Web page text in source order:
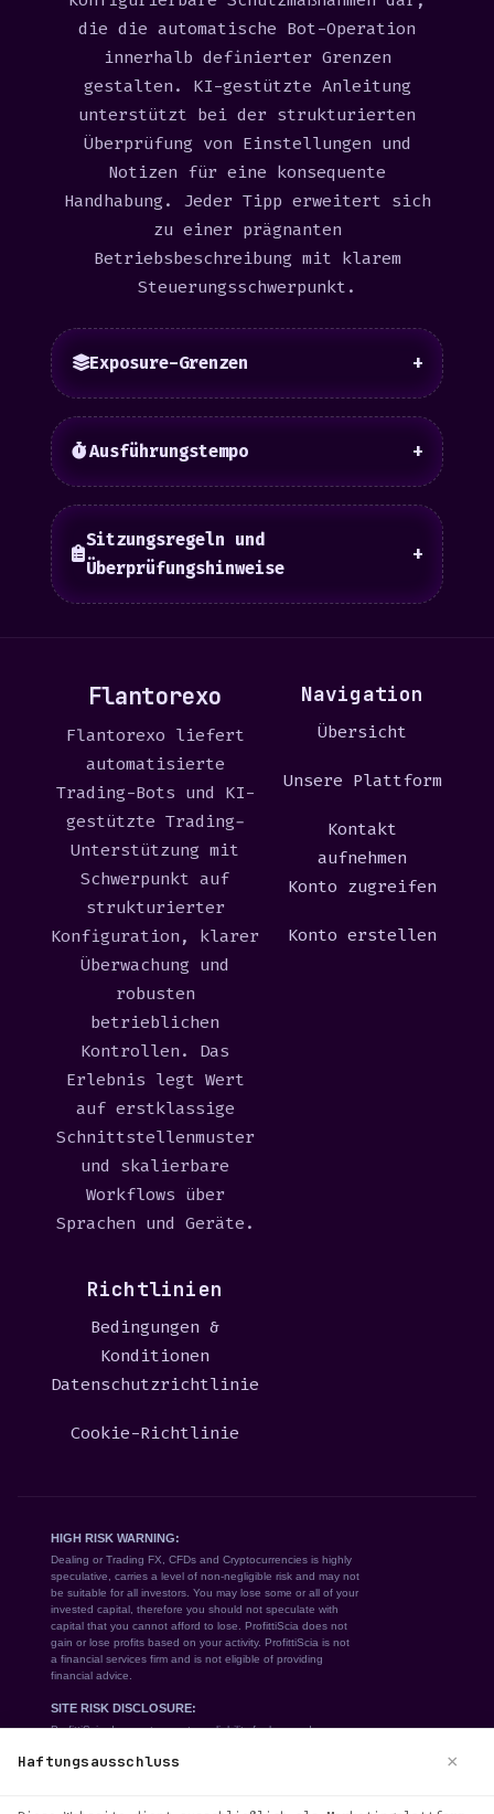
die die automatische Bot-Operation
innerhalb definierter Grenzen
gestalten. KI-gestützte Anleitung
unterstützt bei der strukturierten
Überprüfung von Einstellungen und
Notizen für eine konsequente
Handhabung. Jeder Tipp erweitert sich
zu einer prägnanten
Betriebsbeschreibung mit klarem
Steuerungsschwerpunkt.
Exposure-Grenzen +
Ausführungstempo +
Sitzungsregeln und
Überprüfungshinweise
+
Flantorexo
Flantorexo liefert
automatisierte
Trading-Bots und KI-
gestützte Trading-
Unterstützung mit
Schwerpunkt auf
strukturierter
Konfiguration, klarer
Überwachung und
robusten
betrieblichen
Kontrollen. Das
Erlebnis legt Wert
auf erstklassige
Schnittstellenmuster
und skalierbare
Workflows über
Sprachen und Geräte.
Navigation
Übersicht
Unsere Plattform
Kontakt
aufnehmen
Konto zugreifen
Konto erstellen
Richtlinien
Bedingungen &
Konditionen
Datenschutzrichtlinie
Cookie-Richtlinie
Haftungsausschluss ×